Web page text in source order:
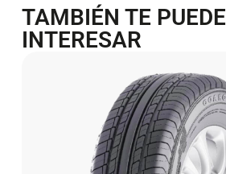
TAMBIÉN TE PUEDE
INTERESAR